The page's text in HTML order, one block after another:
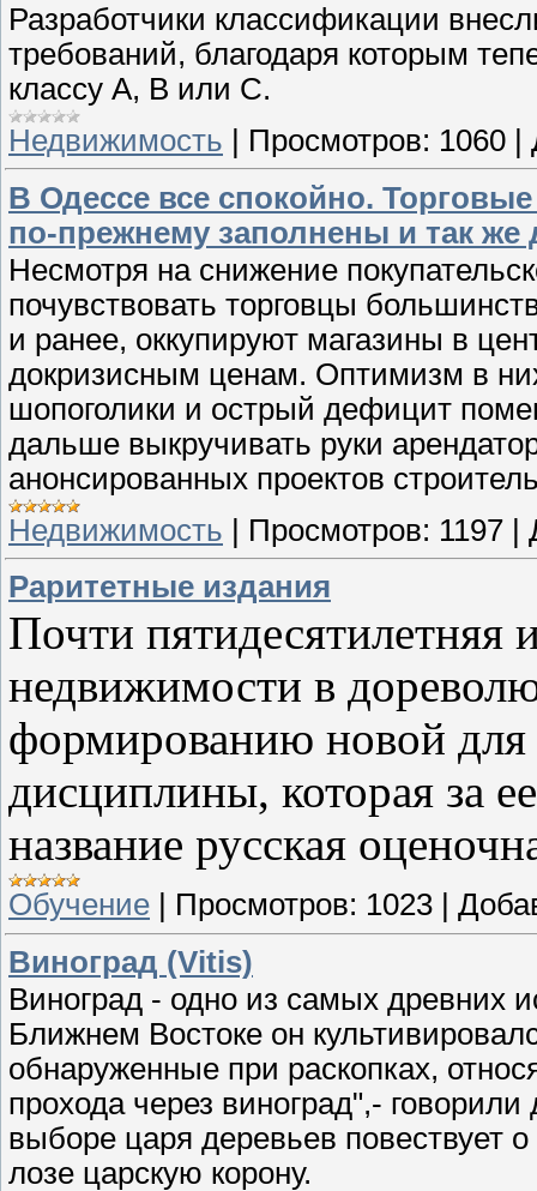
Разработчики классификации
требований, благодаря которым
классу А, В или С.
Недвижимость
Просмотров: 1060
В Одессе все спокойно.
по-прежнему заполнены и так же
Несмотря на снижение
почувствовать торговцы
и ранее, оккупируют магазины в
докризисным ценам. Оптимизм в
шопоголики и острый дефицит
дальше выкручивать руки
анонсированных проектов
Недвижимость | Просмотров: 1197 |
Раритетные издания
Почти пятидесятилетняя
недвижимости в
формированию новой для
дисциплины, которая за
название русская
Обучение Просмотров: 1023
Виноград (Vitis)
Виноград - одно из самых древних
Ближнем Востоке он
обнаруженные при раскопках,
прохода через виноград",-
выборе царя деревьев повествует
лозе царскую корону.